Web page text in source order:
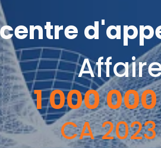
1 000 000
CA 2023